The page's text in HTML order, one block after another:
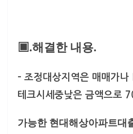
▣.해결한 내용.
– 조정대상지역은 매매가나
테크시세중낮은 금액으로
가능한 현대해상아파트대